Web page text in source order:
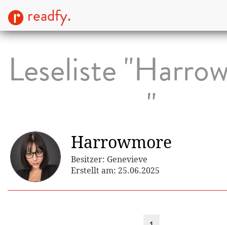
readfy.
Leseliste
"
Harrowmore
Besitzer: Genevieve
Erstellt am: 25.06.2025